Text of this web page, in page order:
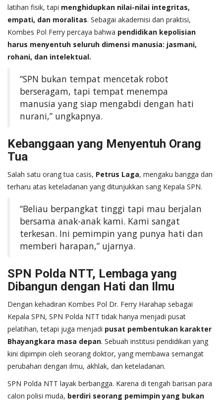
latihan fisik, tapi menghidupkan nilai-nilai integritas,
empati, dan moralitas. Sebagai akademisi dan praktisi,
Kombes Pol Ferry percaya bahwa pendidikan kepolisian
harus menyentuh seluruh dimensi manusia: jasmani,
rohani, dan intelektual.
“SPN bukan tempat mencetak robot
berseragam, tapi tempat menempa
manusia yang siap mengabdi dengan hati
nurani,” ungkapnya.
Kebanggaan yang Menyentuh Orang
Tua
Salah satu orang tua casis, Petrus Laga, mengaku bangga dan
terharu atas keteladanan yang ditunjukkan sang Kepala SPN.
“Beliau berpangkat tinggi tapi mau berjalan
bersama anak-anak kami. Kami sangat
terkesan. Ini pemimpin yang punya hati dan
memberi harapan,” ujarnya.
SPN Polda NTT, Lembaga yang
Dibangun dengan Hati dan Ilmu
Dengan kehadiran Kombes Pol Dr. Ferry Harahap sebagai
Kepala SPN, SPN Polda NTT tidak hanya menjadi pusat
pelatihan, tetapi juga menjadi pusat pembentukan karakter
Bhayangkara masa depan. Sebuah institusi pendidikan yang
kini dipimpin oleh seorang doktor, yang membawa semangat
perubahan dengan ilmu, akhlak, dan keteladanan.
SPN Polda NTT layak berbangga. Karena di tengah barisan para
calon polisi muda, berdiri seorang pemimpin yang bukan